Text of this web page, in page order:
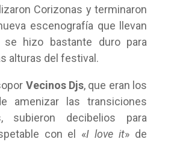
Corizonas y terminaron
escenografía que llevan
se hizo bastante duro para
alturas del festival.
Vecinos Djs, que eran los
amenizar las transiciones
subieron decibelios para
con el «I love it» de